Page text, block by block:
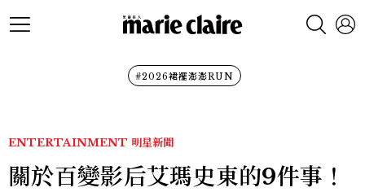
#2026裙襬澎澎RUN
ENTERTAINMENT 明星新聞
關於百變影后艾瑪史東的9件事！